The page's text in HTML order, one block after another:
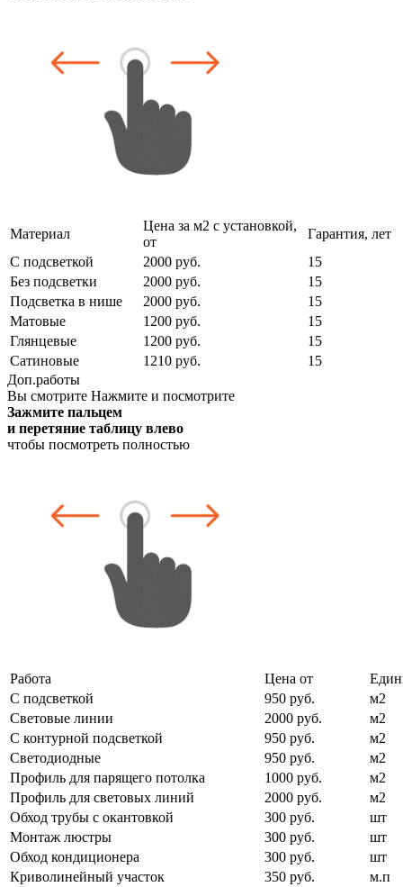
Материал
Цена за м2 с установкой,
от
Гарантия, лет
С подсветкой
2000 руб.
15
Без подсветки
2000 руб.
15
Подсветка в нише
2000 руб.
15
Матовые
1200 руб.
15
Глянцевые
1200 руб.
15
Сатиновые
1210 руб.
15
Доп.работы
Вы смотрите Нажмите и посмотрите
Зажмите пальцем
и перетяние таблицу влево
чтобы посмотреть полностью
Работа Цена от
С подсветкой
950 руб.
м2
Световые линии
2000 руб.
м2
С контурной подсветкой
950 руб.
м2
Светодиодные
950 руб.
м2
Профиль для парящего потолка
1000 руб.
м2
Профиль для световых линий
2000 руб.
м2
Обход трубы с окантовкой
300 руб.
шт
Монтаж люстры
300 руб.
шт
Обход кондиционера
300 руб.
шт
Криволинейный участок
350 руб.
м.п